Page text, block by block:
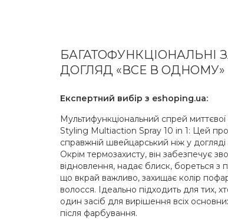
БАГАТОФУНКЦІОНАЛЬНІ
ДОГЛЯД «ВСЕ В ОДНОМУ»
Експертний вибір з eshoping.ua:
Мультифункціональний спрей миттєвої
Styling Multiaction Spray 10 in 1: Цей
справжній швейцарський ніж у догляді
Окрім термозахисту, він забезпечує
відновлення, надає блиск, бореться з
що вкрай важливо, захищає колір
волосся. Ідеально підходить для тих,
один засіб для вирішення всіх
після фарбування.